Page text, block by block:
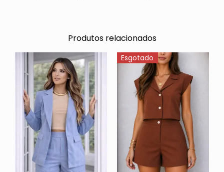
Produtos relacionados
Esgotado